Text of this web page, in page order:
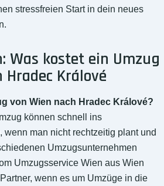
stressfreien Start in dein neues
Was kostet ein Umzug
Králové
von Wien nach Hradec Králové?
können schnell ins
wenn man nicht rechtzeitig plant und
Umzugsunternehmen
Umzugsservice Wien aus Wien
wenn es um Umzüge in die